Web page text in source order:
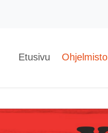
Etusivu Ohjelmisto